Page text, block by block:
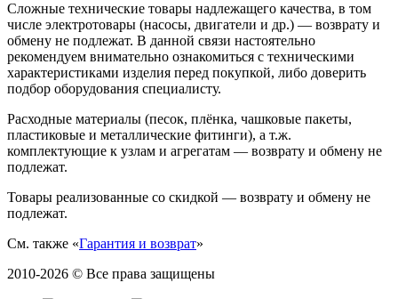
Сложные технические товары надлежащего качества, в том
числе электротовары (насосы, двигатели и др.) — возврату и
обмену не подлежат. В данной связи настоятельно
рекомендуем внимательно ознакомиться с техническими
характеристиками изделия перед покупкой, либо доверить
подбор оборудования специалисту.
Расходные материалы (песок, плёнка, чашковые пакеты,
пластиковые и металлические фитинги), а т.ж.
комплектующие к узлам и агрегатам — возврату и обмену не
подлежат.
Товары реализованные со скидкой — возврату и обмену не
подлежат.
См. также «Гарантия и возврат»
2010-2026 © Все права защищены